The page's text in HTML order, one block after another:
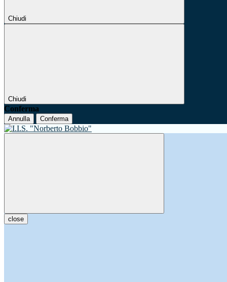
Chiudi
Chiudi
Conferma
Annulla Conferma
close